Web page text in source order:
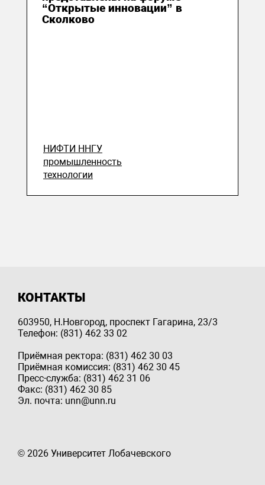
“Открытые инновации” в
Сколково
НИФТИ ННГУ
промышленность
технологии
КОНТАКТЫ
603950, Н.Новгород, проспект Гагарина, 23/3
Телефон: (831) 462 33 02
Приёмная ректора: (831) 462 30 03
Приёмная комиссия: (831) 462 30 45
Пресс-служба: (831) 462 31 06
Факс: (831) 462 30 85
Эл. почта: unn@unn.ru
© 2026 Университет Лобачевского